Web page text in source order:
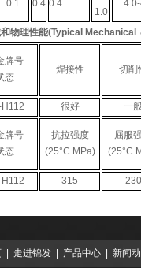
0.1 0.4 0.4
1.0
物理性能(Typical Mechanical
牌号
态
焊接性 切削
很好 一
牌号
态
抗拉强度
(25°C MPa)
屈服
(25°C
315 230
| 走进锦发| 产品中心| 新闻